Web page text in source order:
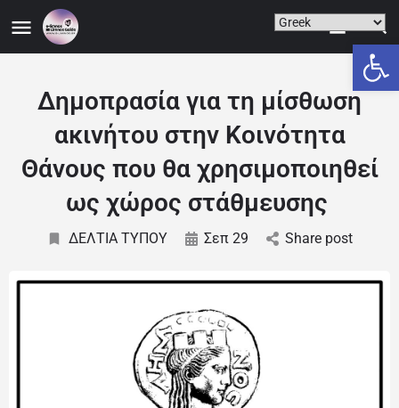
Δημοπρασία για τη μίσθωση
ακινήτου στην Κοινότητα
Θάνους που θα χρησιμοποιηθεί
ως χώρος στάθμευσης
ΔΕΛΤΙΑ ΤΥΠΟΥ Σεπ 29 Share post